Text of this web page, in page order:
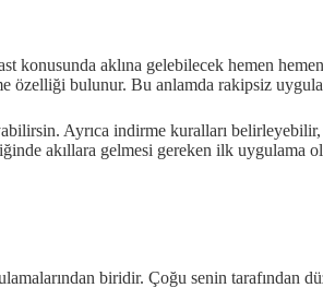
konusunda aklına gelebilecek hemen
özelliği bulunur. Bu anlamda rakipsiz
Ayrıca indirme kuralları
akıllara gelmesi gereken ilk uygulama
biridir. Çoğu senin tarafından